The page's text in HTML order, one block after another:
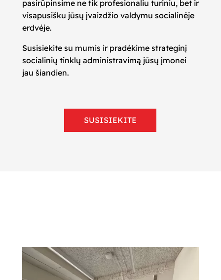
pasirūpinsime ne tik profesionaliu turiniu, bet ir
visapusišku jūsų įvaizdžio valdymu socialinėje
erdvėje.
Susisiekite su mumis ir pradėkime strateginį
socialinių tinklų administravimą jūsų įmonei
jau šiandien.
SUSISIEKITE